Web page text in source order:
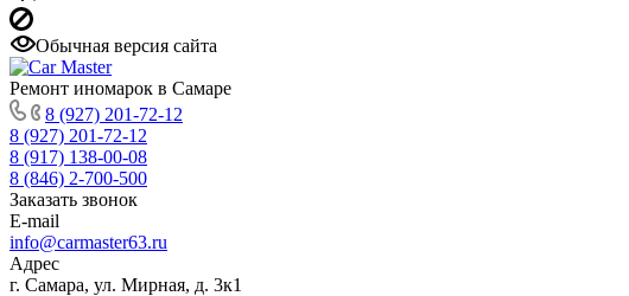
Обычная версия сайта
Ремонт иномарок в Самаре
8 (927) 201-72-12
8 (927) 201-72-12
8 (917) 138-00-08
8 (846) 2-700-500
Заказать звонок
E-mail
info@carmaster63.ru
Адрес
г. Самара, ул. Мирная, д. 3к1